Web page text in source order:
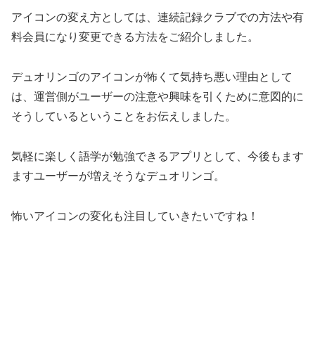
アイコンの変え方としては、連続記録クラブでの方法や有
料会員になり変更できる方法をご紹介しました。
デュオリンゴのアイコンが怖くて気持ち悪い理由として
は、運営側がユーザーの注意や興味を引くために意図的に
そうしているということをお伝えしました。
気軽に楽しく語学が勉強できるアプリとして、今後もます
ますユーザーが増えそうなデュオリンゴ。
怖いアイコンの変化も注目していきたいですね！